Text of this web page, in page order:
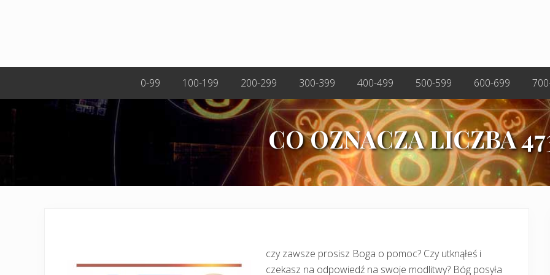
0-99 100-199 200-299 300-399 400-499 500-599 600-699
CO OZNACZA LICZBA
czy zawsze prosisz Boga o pomoc? Czy utknąłeś i
czekasz na odpowiedź na swoje modlitwy? Bóg posyła